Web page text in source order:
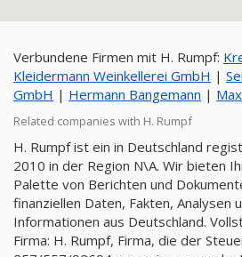
Verbundene Firmen mit H. Rumpf:
Kleidermann Weinkellerei GmbH |
GmbH | Hermann Bangemann |
Related companies with H. Rumpf
H. Rumpf ist ein in Deutschland
2010 in der Region N\A. Wir bieten
Palette von Berichten und
finanziellen Daten, Fakten, Analysen
Informationen aus Deutschland.
Firma: H. Rumpf, Firma, die der